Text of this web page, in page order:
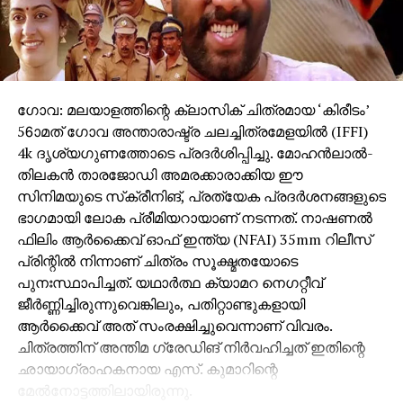
ക്രിയേറ്റീവ് പ്രൊഡ്യൂസർ-അജിത് ഭുരെ,
ഛായാഗ്രഹണം-ദേവേന്ദ്ര ഗോലത്കർ, സംഗീതം,
പശ്‌ചാത്തല സംഗീതം- എ വി.പ്രഫുൽചന്ദ്ര, എഡിറ്റർ-
ഫൈസൽ മഹാദിക്, ഗാനരചന, സംഭാഷണം-ഗുരു
താക്കൂർ, ഓൺ സെറ്റ് എഡിറ്റർ-സുദർശൻ സത്പുതേ,
സൌണ്ട് ഡിസൈൻ-ശിശിർ ചൌസാൽക്കർ, അക്ഷയ്
വൈദ്യ, പ്രൊഡക്ഷൻ ഡിസൈൻ-സഞ്ജീവ് റാണെ,
കോസ്റ്റ്യൂം ഡിസൈൻ-സച്ചിൻ ലോവലേക്കർ, മേക്കപ്പ്
ഡിസൈൻ-രോഹിത് മഹാദിക്, എക്സിക്യൂട്ടീവ്
പ്രൊഡ്യൂസർ-ചന്ദ്രശേഖർ നന്നവെയർ,
നൃത്തസംവിധായക-സോണിയ പാർച്ചൂരെ, പൂജ കാലെ,
പോസ്റ്റ് പ്രൊഡക്ഷൻ സൂപ്പർവൈസർ-സിദ്ധാന്ത്
പാട്ടീൽ, കൺസെപ്റ്റ് ആർട്ട്-ആശിഷ് ബോയാനെ,
നിർമ്മാണ ടീം- വിക്രാന്ത് ഷിൻഡെ, അക്ഷയ്
കോലാപൂർക്കർ, സിദ്ധാർത്ഥ ശങ്കര, നരേന്ദ്ര റാസൽ,
സംവിധാന ടീം- മോഹിത് കുണ്ടെ, സിദ്ധാന്ത് പാട്ടീൽ,
ഹൃതുജ വാസൈകർ, ആശിഷ് മോറെ, റീ-
റെക്കോർഡിംഗ്-വിത്തൽ ഗോർ, ആക്ഷൻ-ബികാഷ്
ഗോവ: മലയാളത്തിന്റെ ക്ലാസിക് ചിത്രമായ ‘കിരീടം’
56ാമത് ഗോവ അന്താരാഷ്ട്ര ചലച്ചിത്രമേളയില്‍ (IFFI)
4k ദൃശ്യഗുണത്തോടെ പ്രദര്‍ശിപ്പിച്ചു. മോഹന്‍ലാല്‍-
തിലകന്‍ താരജോഡി അമരക്കാരാക്കിയ ഈ
സിനിമയുടെ സ്‌ക്രീനിങ്, പ്രത്യേക പ്രദര്‍ശനങ്ങളുടെ
ഭാഗമായി ലോക പ്രീമിയറായാണ് നടന്നത്. നാഷണല്‍
ഫിലിം ആര്‍ക്കൈവ് ഓഫ് ഇന്ത്യ (NFAI) 35mm റിലീസ്
പ്രിന്റില്‍ നിന്നാണ് ചിത്രം സൂക്ഷ്മതയോടെ
പുനഃസ്ഥാപിച്ചത്. യഥാര്‍ത്ഥ ക്യാമറ നെഗറ്റീവ്
ജീര്‍ണ്ണിച്ചിരുന്നുവെങ്കിലും, പതിറ്റാണ്ടുകളായി
ആര്‍ക്കൈവ് അത് സംരക്ഷിച്ചുവെന്നാണ് വിവരം.
ചിത്രത്തിന് അന്തിമ ഗ്രേഡിങ് നിര്‍വഹിച്ചത് ഇതിന്റെ
ഛായാഗ്രാഹകനായ എസ്. കുമാറിന്റെ